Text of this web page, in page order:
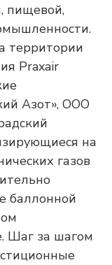
пищевой,
территории
Praxair
Азот», ООО
на
газов
баллонной
Шаг за шагом